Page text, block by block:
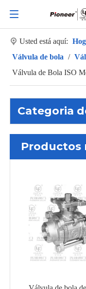
Usted está aquí:
Válvula de bola /
Válvula de Bola ISO
Categoria
Productos